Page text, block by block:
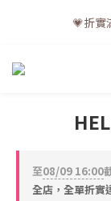
💗訂單一般送貨
💗折實
💗立
至08/09 16:00
全店，全單折實